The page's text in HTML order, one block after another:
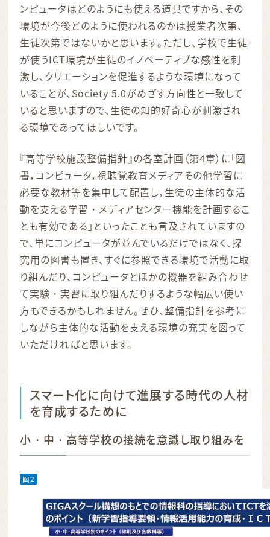
ンピュータはどのようにも使える道具ですから、その
環境が今後どのように使われるのかは授業者次第、
生徒次第ではないかと思います。ただし、学校で生徒
が使うICT環境が生徒のイノベーティブな感性を刺
激し、クリエーションを促進するような環境になって
いることが、Society 5.0がめざす方向性と一致して
いると思いますので、生徒の知的好奇心が刺激され
る環境であってほしいです。
『高等学校施設整備指針』の各室計画（第4章）に「図
書，コンピュータ，視聴覚教育メディアその他学習に
必要な教材等を集中して配置し，生徒の主体的な活
動を支える学習・メディアセンター機能を計画するこ
とも有効である」といったことも言及されていますの
で、単にコンピュータが並んでいるだけではなく、探
究用の図書も置き、すぐに参照できる環境で活動に取
り組んだり、コンピュータとほかの機器を組み合わせ
て実験・実習に取り組んだりするような幅広い使い
方もできるかもしれません。ぜひ、整備指針を参考に
しながら主体的な活動を支える環境の充実を図って
いただければと思います。
スマート化に向けて進展する時代の人材
を育成するために
小・中・高等学校の接続を意識し取り組みを
図2